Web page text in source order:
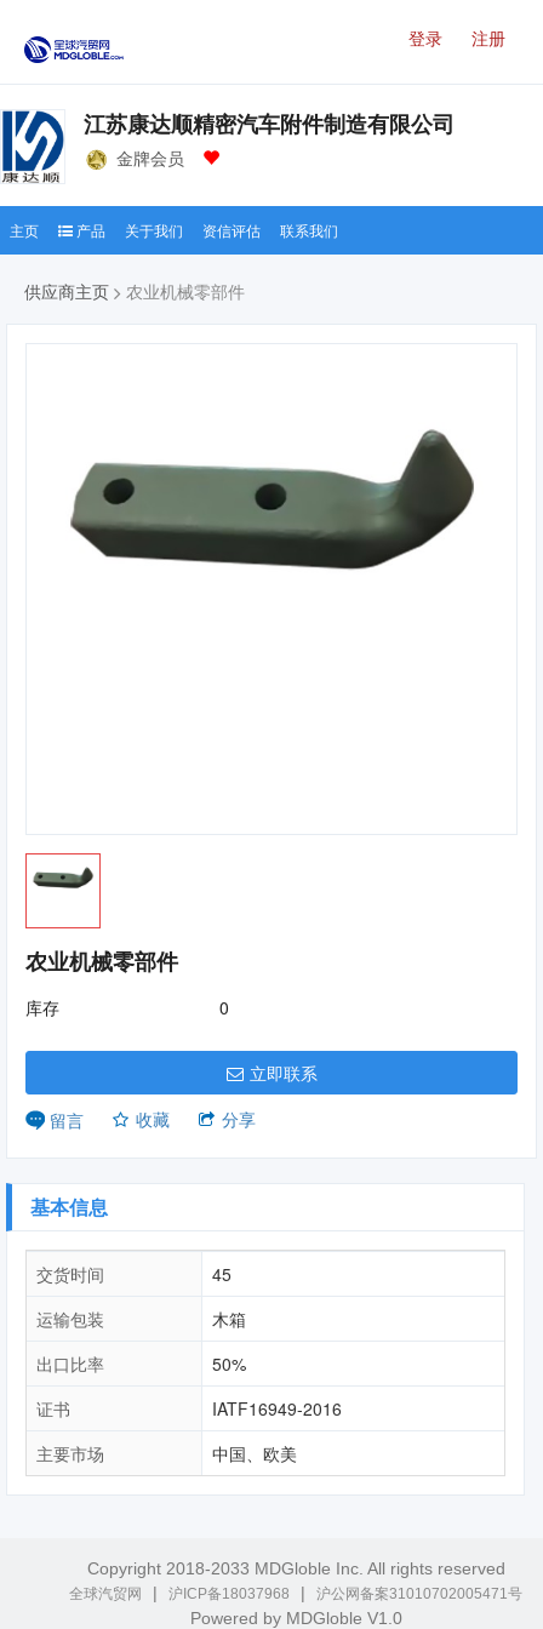
登录 注册
江苏康达顺精密汽车附件制造有限公司
金牌会员
主页 产品 关于我们 资信评估 联系我们
供应商主页 农业机械零部件
农业机械零部件
库存 0
立即联系
留言
收藏 分享
基本信息
交货时间
45
运输包装
木箱
出口比率
50%
证书
IATF16949-2016
主要市场
中国、欧美
Copyright 2018-2033 MDGloble Inc. All rights reserved
全球汽贸网 | 沪ICP备18037968 | 沪公网备案31010702005471号
Powered by MDGloble V1.0